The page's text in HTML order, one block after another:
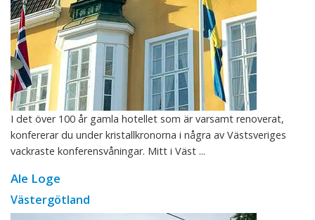
I det över 100 år gamla hotellet som är varsamt renoverat,
konfererar du under kristallkronorna i några av Västsveriges
vackraste konferensvåningar. Mitt i Väst ...
Ale Loge
Västergötland